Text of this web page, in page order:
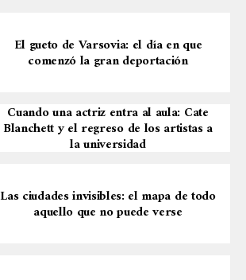
El gueto de Varsovia: el día en que
comenzó la gran deportación
Cuando una actriz entra al aula: Cate
Blanchett y el regreso de los artistas a
la universidad
Las ciudades invisibles: el mapa de todo
aquello que no puede verse